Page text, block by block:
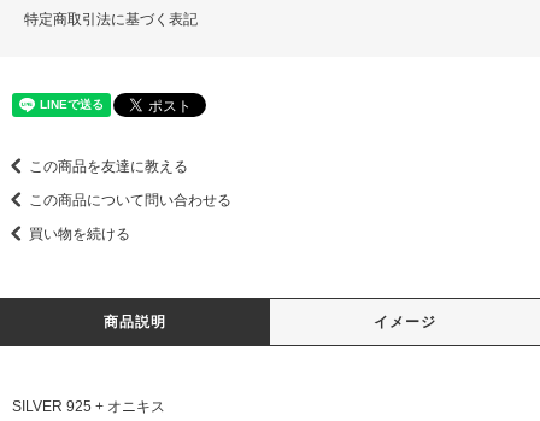
特定商取引法に基づく表記
この商品を友達に教える
この商品について問い合わせる
買い物を続ける
商品説明 イメージ
SILVER 925 + オニキス